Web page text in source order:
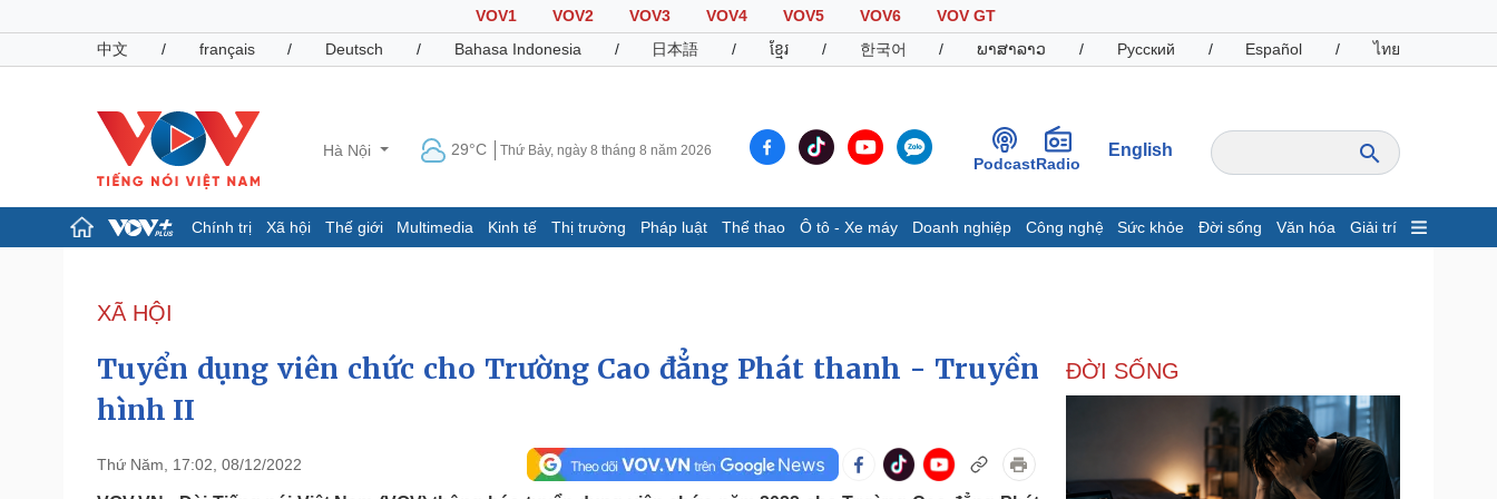
VOV1 VOV2 VOV3 VOV4 VOV5 VOV6
VOV GT
中文
/ français / Deutsch / Bahasa Indonesia / 日本語 / ខ្មែរ / 한국어 / ພາສາລາວ / Русский / Español / ไทย
Hà Nội 29°C Thứ Bảy, ngày 8 tháng 8 năm 2026
PodcastRadio
English
Chính trị Xã hội Thế giới Multimedia Kinh tế Thị trường Pháp luật Thể thao Ô tô - Xe máy Doanh nghiệp Công nghệ Sức khỏe Đời sống Văn hóa Giải trí
Đảng
Tổ chức nhân sự
Quốc hội
Nhận diện sự thật
Dấu ấn VOV
Infographic
Giá cà phê
Pháp luật
Thể thao
Ô tô - Xe máy
Doanh nghiệp
Thông tin doanh nghiệp
Công nghệ
Sành điệu
XÃ HỘI
Tuyển dụng viên chức cho Trường Cao đẳng Phát thanh - Truyền
hình II
Thứ Năm, 17:02, 08/12/2022
ĐỜI SỐNG